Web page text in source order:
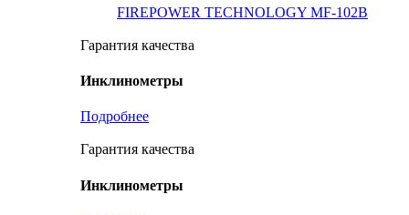
FIREPOWER TECHNOLOGY MF-102B
Гарантия качества
Инклинометры
Подробнее
Гарантия качества
Инклинометры